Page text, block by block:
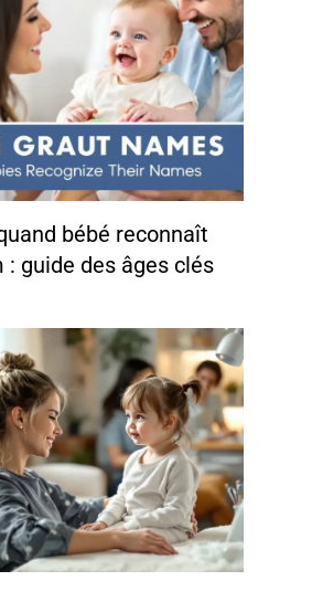
bébé reconnaît
: guide des âges clés